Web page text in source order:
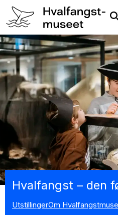
Hvalfangst – den
UtstillingerOm